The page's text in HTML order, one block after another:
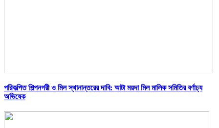
পরিকল্পিত শিল্পনগরী ও মিল স্থানান্তরের দাবি: আটা ময়দা মিল মালিক সমিতির বর্ণাঢ্য
অভিষেক